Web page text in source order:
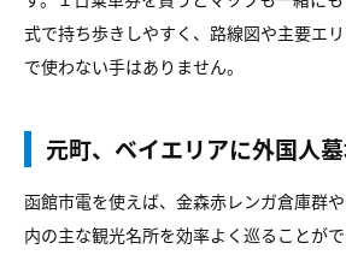
式で持ち歩きしやすく、路線図や主要エ
で使わない手はありません。
元町、ベイエリアに外国人
函館市電を使えば、金森赤レンガ倉庫群
内の主な観光名所を効率よく巡ることが